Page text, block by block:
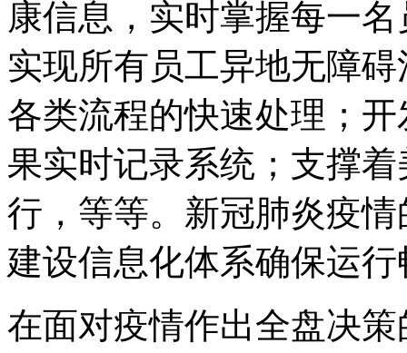
康信息，实时掌握每一
实现所有员工异地无障
各类流程的快速处理；
果实时记录系统；支撑
行，等等。新冠肺炎疫
建设信息化体系确保运
在面对疫情作出全盘决